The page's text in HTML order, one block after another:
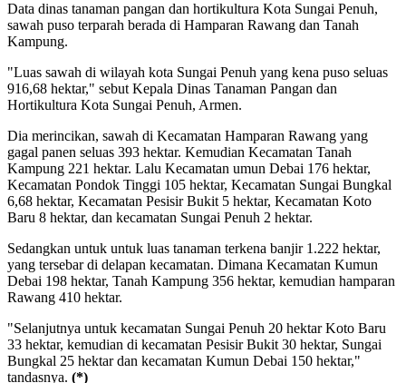
Data dinas tanaman pangan dan hortikultura Kota Sungai Penuh,
sawah puso terparah berada di Hamparan Rawang dan Tanah
Kampung.
"Luas sawah di wilayah kota Sungai Penuh yang kena puso seluas
916,68 hektar," sebut Kepala Dinas Tanaman Pangan dan
Hortikultura Kota Sungai Penuh, Armen.
Dia merincikan, sawah di Kecamatan Hamparan Rawang yang
gagal panen seluas 393 hektar. Kemudian Kecamatan Tanah
Kampung 221 hektar. Lalu Kecamatan umun Debai 176 hektar,
Kecamatan Pondok Tinggi 105 hektar, Kecamatan Sungai Bungkal
6,68 hektar, Kecamatan Pesisir Bukit 5 hektar, Kecamatan Koto
Baru 8 hektar, dan kecamatan Sungai Penuh 2 hektar.
Sedangkan untuk untuk luas tanaman terkena banjir 1.222 hektar,
yang tersebar di delapan kecamatan. Dimana Kecamatan Kumun
Debai 198 hektar, Tanah Kampung 356 hektar, kemudian hamparan
Rawang 410 hektar.
"Selanjutnya untuk kecamatan Sungai Penuh 20 hektar Koto Baru
33 hektar, kemudian di kecamatan Pesisir Bukit 30 hektar, Sungai
Bungkal 25 hektar dan kecamatan Kumun Debai 150 hektar,"
tandasnya. (*)